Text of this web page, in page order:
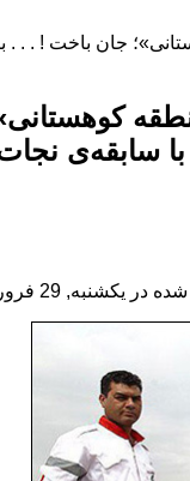
29 فروردين 1395 08:53